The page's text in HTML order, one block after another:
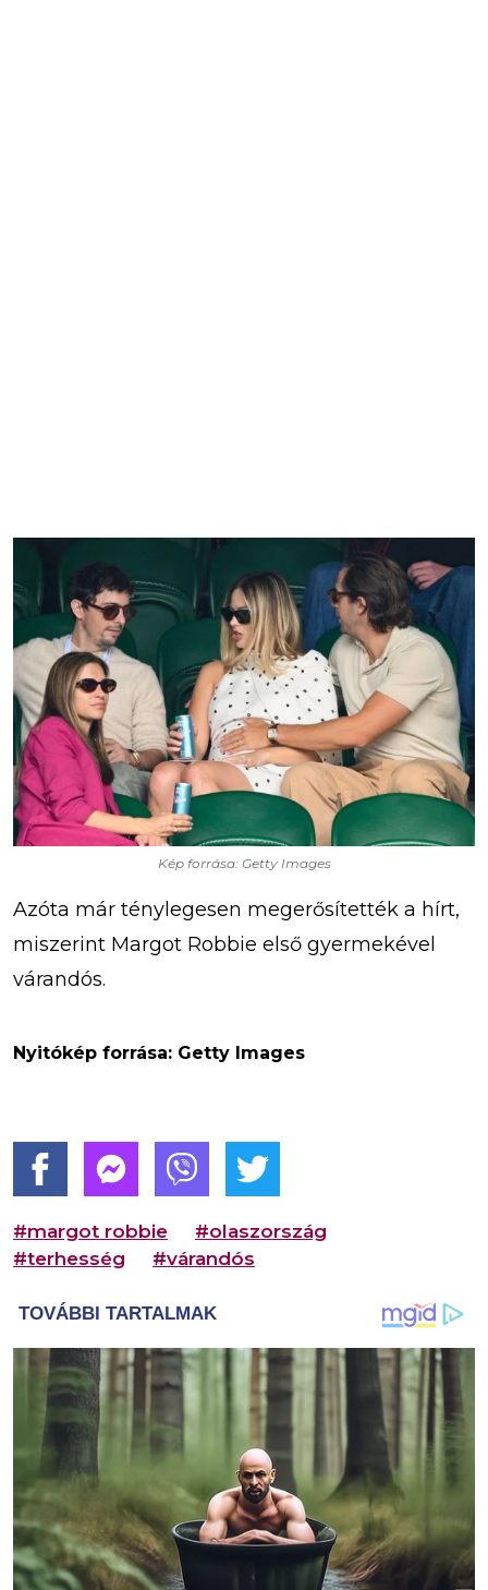
Kép forrása: Getty Images
Azóta már ténylegesen megerősítették a hírt,
miszerint Margot Robbie első gyermekével
várandós.
Nyitókép forrása: Getty Images
#margot robbie
#olaszország
#terhesség
#várandós